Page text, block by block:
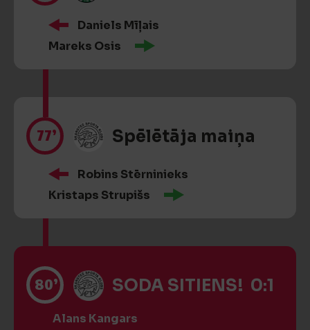
Daniels Mīļais
Mareks Osis
77’ Spēlētāja maiņa
Robins Stērninieks
Kristaps Strupišs
80’ SODA SITIENS! 0:1
Alans Kangars